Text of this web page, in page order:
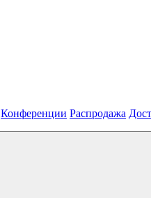
Конференции Распродажа